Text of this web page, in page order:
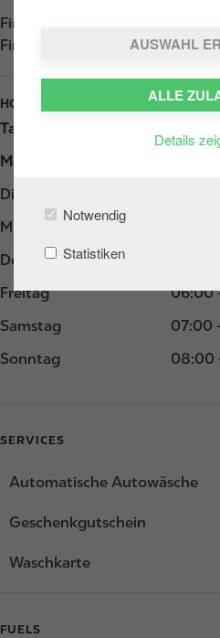
AUSWAHL
ALLE
Details
Notwendig
Statistiken
Find us on
Find us on
Google Play
HOURS
Tag
Montag
Dienstag
Mittwoch
Donnerstag
Freitag
06:00
Samstag
07:00
Sonntag
08:00
SERVICES
Automatische Autowäsche
Geschenkgutschein
Waschkarte
FUELS